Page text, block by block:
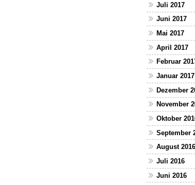
Juli 2017
Juni 2017
Mai 2017
April 2017
Februar
Januar 2017
Dezember
November
Oktober
September
August 2016
Juli 2016
Juni 2016